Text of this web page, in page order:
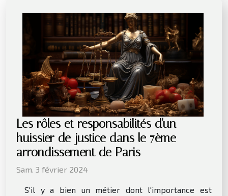
Les rôles et responsabilités d'un
huissier de justice dans le 7ème
arrondissement de Paris
Sam. 3 février 2024
S'il y a bien un métier dont l'importance est